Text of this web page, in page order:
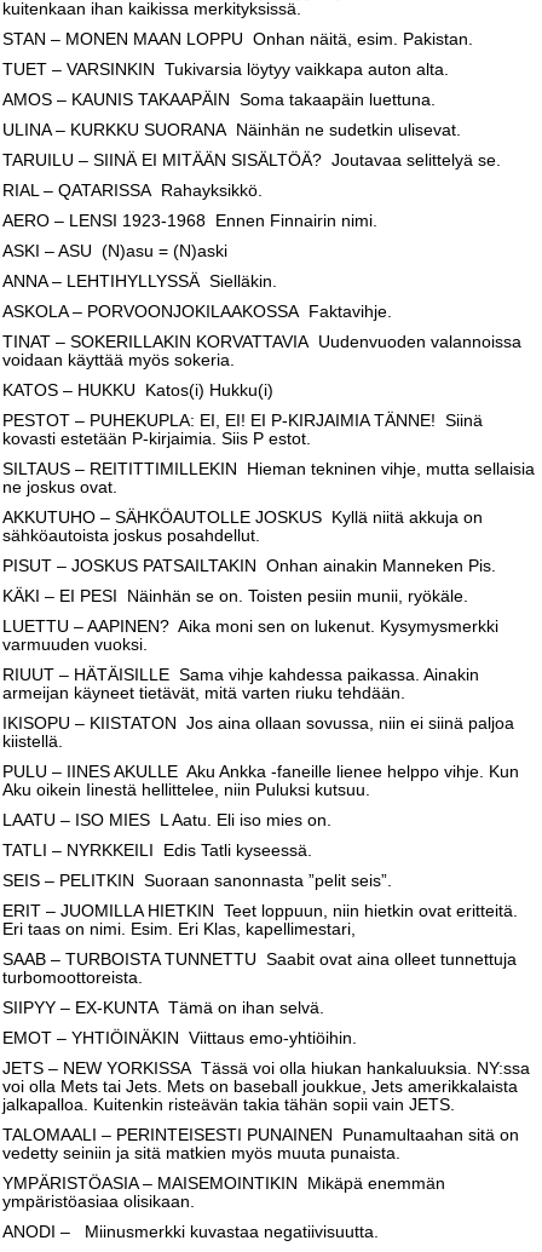
kuitenkaan ihan kaikissa merkityksissä.
STAN – MONEN MAAN LOPPU Onhan näitä, esim. Pakistan.
TUET – VARSINKIN Tukivarsia löytyy vaikkapa auton alta.
AMOS – KAUNIS TAKAAPÄIN Soma takaapäin luettuna.
ULINA – KURKKU SUORANA Näinhän ne sudetkin ulisevat.
TARUILU – SIINÄ EI MITÄÄN SISÄLTÖÄ? Joutavaa selittelyä se.
RIAL – QATARISSA Rahayksikkö.
AERO – LENSI 1923-1968 Ennen Finnairin nimi.
ASKI – ASU (N)asu = (N)aski
ANNA – LEHTIHYLLYSSÄ Sielläkin.
ASKOLA – PORVOONJOKILAAKOSSA Faktavihje.
TINAT – SOKERILLAKIN KORVATTAVIA Uudenvuoden valannoissa
voidaan käyttää myös sokeria.
KATOS – HUKKU Katos(i) Hukku(i)
PESTOT – PUHEKUPLA: EI, EI! EI P-KIRJAIMIA TÄNNE! Siinä
kovasti estetään P-kirjaimia. Siis P estot.
SILTAUS – REITITTIMILLEKIN Hieman tekninen vihje, mutta sellaisia
ne joskus ovat.
AKKUTUHO – SÄHKÖAUTOLLE JOSKUS Kyllä niitä akkuja on
sähköautoista joskus posahdellut.
PISUT – JOSKUS PATSAILTAKIN Onhan ainakin Manneken Pis.
KÄKI – EI PESI Näinhän se on. Toisten pesiin munii, ryökäle.
LUETTU – AAPINEN? Aika moni sen on lukenut. Kysymysmerkki
varmuuden vuoksi.
RIUUT – HÄTÄISILLE Sama vihje kahdessa paikassa. Ainakin
armeijan käyneet tietävät, mitä varten riuku tehdään.
IKISOPU – KIISTATON Jos aina ollaan sovussa, niin ei siinä paljoa
kiistellä.
PULU – IINES AKULLE Aku Ankka -faneille lienee helppo vihje. Kun
Aku oikein Iinestä hellittelee, niin Puluksi kutsuu.
LAATU – ISO MIES L Aatu. Eli iso mies on.
TATLI – NYRKKEILI Edis Tatli kyseessä.
SEIS – PELITKIN Suoraan sanonnasta ”pelit seis”.
ERIT – JUOMILLA HIETKIN Teet loppuun, niin hietkin ovat eritteitä.
Eri taas on nimi. Esim. Eri Klas, kapellimestari,
SAAB – TURBOISTA TUNNETTU Saabit ovat aina olleet tunnettuja
turbomoottoreista.
SIIPYY – EX-KUNTA Tämä on ihan selvä.
EMOT – YHTIÖINÄKIN Viittaus emo-yhtiöihin.
JETS – NEW YORKISSA Tässä voi olla hiukan hankaluuksia. NY:ssa
voi olla Mets tai Jets. Mets on baseball joukkue, Jets amerikkalaista
jalkapalloa. Kuitenkin risteävän takia tähän sopii vain JETS.
TALOMAALI – PERINTEISESTI PUNAINEN Punamultaahan sitä on
vedetty seiniin ja sitä matkien myös muuta punaista.
YMPÄRISTÖASIA – MAISEMOINTIKIN Mikäpä enemmän
ympäristöasiaa olisikaan.
ANODI – Miinusmerkki kuvastaa negatiivisuutta.